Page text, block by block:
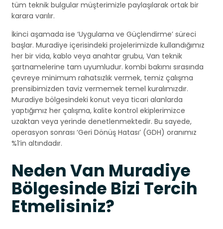
tüm teknik bulgular müşterimizle paylaşılarak ortak bir
karara varılır.
İkinci aşamada ise ‘Uygulama ve Güçlendirme’ süreci
başlar. Muradiye içerisindeki projelerimizde kullandığımız
her bir vida, kablo veya anahtar grubu, Van teknik
şartnamelerine tam uyumludur. kombi bakımı sırasında
çevreye minimum rahatsızlık vermek, temiz çalışma
prensibimizden taviz vermemek temel kuralımızdır.
Muradiye bölgesindeki konut veya ticari alanlarda
yaptığımız her çalışma, kalite kontrol ekiplerimizce
uzaktan veya yerinde denetlenmektedir. Bu sayede,
operasyon sonrası ‘Geri Dönüş Hatası’ (GDH) oranımız
%1’in altındadır.
Neden Van Muradiye
Bölgesinde Bizi Tercih
Etmelisiniz?